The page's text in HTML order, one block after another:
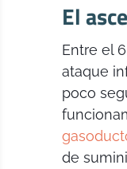
El
Entre el
ataque
poco
de